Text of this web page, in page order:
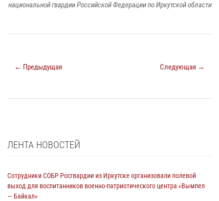
национальной гвардии Российской Федерации по Иркутской области
← Предыдущая Следующая →
ЛЕНТА НОВОСТЕЙ
Сотрудники СОБР Росгвардии из Иркутске организовали полевой
выход для воспитанников военно-патриотического центра «Вымпел
— Байкал»